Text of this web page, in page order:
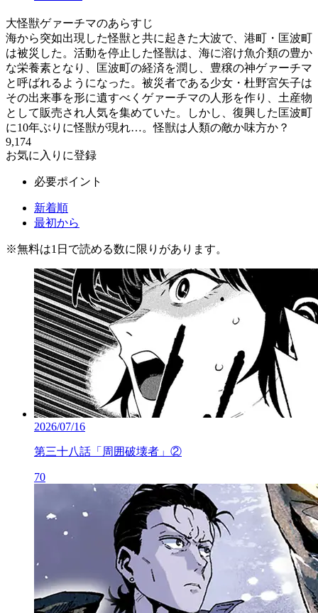
大怪獣ゲァーチマのあらすじ
海から突如出現した怪獣と共に起きた大波で、港町・匡波町
は被災した。活動を停止した怪獣は、海に溶け魚介類の豊か
な栄養素となり、匡波町の経済を潤し、豊穣の神ゲァーチマ
と呼ばれるようになった。被災者である少女・杜野宮矢子は
その出来事を形に遺すべくゲァーチマの人形を作り、土産物
として販売され人気を集めていた。しかし、復興した匡波町
に10年ぶりに怪獣が現れ…。怪獣は人類の敵か味方か？
9,174
お気に入りに登録
必要ポイント
新着順
最初から
※無料は1日で読める数に限りがあります。
2026/07/16
第三十八話「周囲破壊者」②
70